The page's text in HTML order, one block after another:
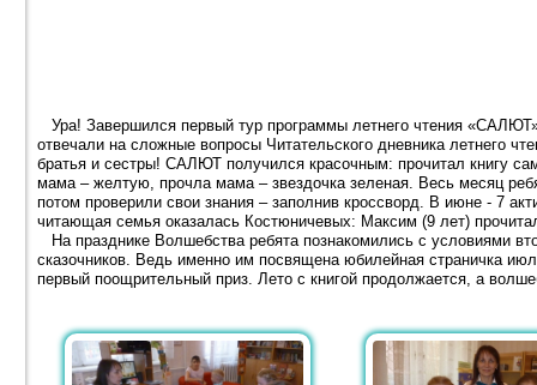
Ура! Завершился первый тур программы летнего чтения
отвечали на сложные вопросы Читательского дневника летнего
братья и сестры! САЛЮТ получился красочным: прочитал книгу
мама – желтую, прочла мама – звездочка зеленая. Весь месяц
потом проверили свои знания – заполнив кроссворд. В июне - 7
читающая семья оказалась Костюничевых: Максим (9 лет)
На празднике Волшебства ребята познакомились с условиями
сказочников. Ведь именно им посвящена юбилейная страничка
первый поощрительный приз. Лето с книгой продолжается, а